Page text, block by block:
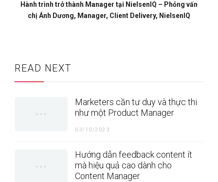
Hành trình trở thành Manager tại NielsenIQ – Phỏng vấn
chị Ánh Dương, Manager, Client Delivery, NielsenIQ
READ NEXT
Marketers cần tư duy và thực thi
như một Product Manager
03/10/2023
Hướng dẫn feedback content ít
mà hiệu quả cao dành cho
Content Manager